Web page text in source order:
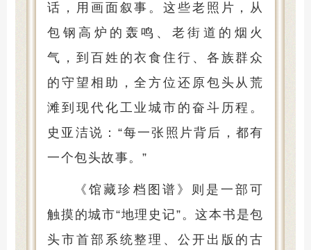
话，用画面叙事。这些老照片，从
包钢高炉的轰鸣、老街道的烟火
气，到百姓的衣食住行、各族群众
的守望相助，全方位还原包头从荒
滩到现代化工业城市的奋斗历程。
史亚洁说：“每一张照片背后，都有
一个包头故事。”
《馆藏珍档图谱》则是一部可
触摸的城市“地理史记”。这本书是包
头市首部系统整理、公开出版的古